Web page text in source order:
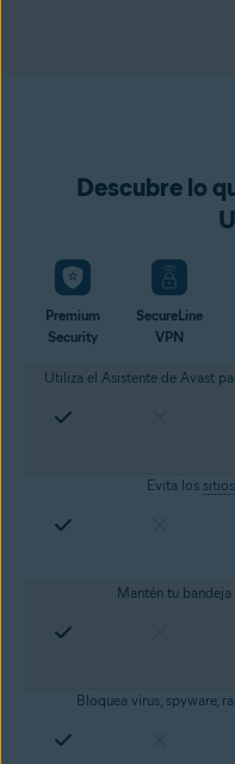
Descubre lo
Premium
Security
SecureLine
VPN
Utiliza el Asistente de Avast
Evita los
Mantén tu
Bloquea virus, spyware,